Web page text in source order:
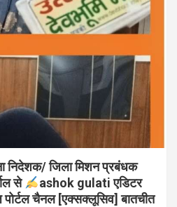
निदेशक/ जिला मिशन प्रबंधक
से
ashok gulati एडिटर
पोर्टल चैनल [एक्सक्लूसिव] बातचीत